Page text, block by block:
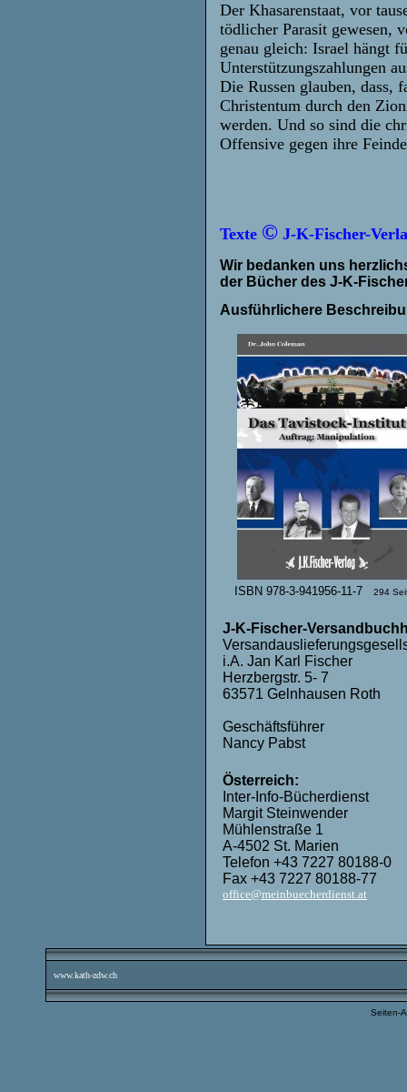
Der Khasarenstaat, vor
tödlicher Parasit gewesen,
genau gleich: Israel hängt
Unterstützungszahlungen
Die Russen glauben, dass,
Christentum durch den
werden. Und so sind die
Offensive gegen ihre
Texte © J-K-Fischer-
Wir bedanken uns
der Bücher des J-K-
Ausführlichere
ISBN 978-3-941956-11-7 294
J-K-Fischer-
i.A. Jan Karl Fischer
Herzbergstr. 5- 7
63571 Gelnhausen Roth
Geschäftsführer
Nancy Pabst
Österreich:
Inter-Info-Bücherdienst
Margit Steinwender
Mühlenstraße 1
A-4502 St. Marien
Telefon +43 7227 80188-0
Fax +43 7227 80188-77
office@meinbuecherdienst.at
www.kath-zdw.ch
Seiten-